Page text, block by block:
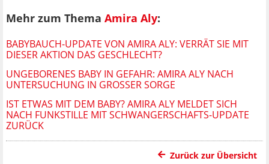
Mehr zum Thema Amira Aly:
BABYBAUCH-UPDATE VON AMIRA ALY: VERRÄT SIE MIT
DIESER AKTION DAS GESCHLECHT?
UNGEBORENES BABY IN GEFAHR: AMIRA ALY NACH
UNTERSUCHUNG IN GROSSER SORGE
IST ETWAS MIT DEM BABY? AMIRA ALY MELDET SICH
NACH FUNKSTILLE MIT SCHWANGERSCHAFTS-UPDATE
ZURÜCK
Zurück zur Übersicht